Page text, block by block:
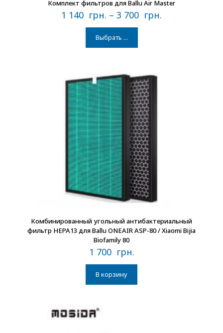
Комплект фильтров для Ballu Air Master
1 140 грн. – 3 700 грн.
Выбрать ...
В наличии
Комбинированный угольный антибактериальный
фильтр HEPA13 для Ballu ONEAIR ASP-80 / Xiaomi Bijia
Biofamily 80
1 700 грн.
В корзину